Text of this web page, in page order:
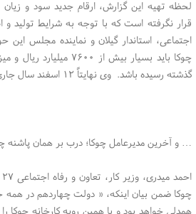
لحظه تهیه این گزارش، ارقام جدید سود و
قرار نگرفته است که با توجه به شرایط تولید و
اجتماعی، استاندار گیلان و نماینده مجلس این
چوکا باید بسیار بیش از
گذشته رسیده باشد. وی نهایتاً ۱۲ اسفند سال جاری ازسرپرستی چوکا کنار رفت.
… و آخرین مدیرعامل چوکا؛ درب بر همان پاشنه
چوکا ضمن بیان اینکه، « دولت چهاردهم در همه
همدلی خواهد بود ‌و با همین رویه کارخانه چوکا